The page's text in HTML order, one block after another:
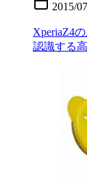
2015/
XperiaZ4
認識する